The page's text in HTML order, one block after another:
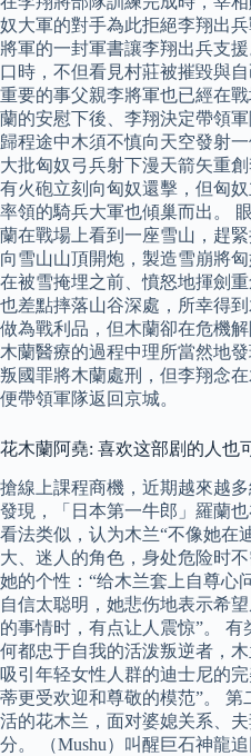
奴大軍的對手為此拒絕李翔出
將軍的一封軍書讓李翔出兵支
口時，不但看見村莊被摧毀與
重要的事父親李將軍也已經在
蘭的安慰下後、李翔決定帶領
歸程途中木須不慎向天空發射
大批匈奴弓兵射下漫天箭矢重
有火砲立刻向匈奴還擊，但匈
率領的騎兵大軍也傾巢而出。
蘭在戰場上看到一座雪山，趕
向雪山山頂開炮，製造雪崩將
在被雪掩埋之前、憤怒地揮劍
也差點摔落山谷深處，所幸得
做為戰利品，但木蘭卻在危機
木蘭醫療的過程中理所當然地
叛國罪將木蘭處刑，但李翔念
便帶領軍隊返回京城。
花木蘭阿堯: 喜欢这部剧的人也可
搶線上課程商機，近期越來越
發現，「日本第一牛郎」羅蘭
看法类似，认为木兰“不像她在
大、迷人的角色，身处危险时
她的个性：“给木兰套上自尊心
自信太聪明，她悲伤地表示希
的事情时，有点让人震惊”。
何都忠于自我的活泼叛逆者，
吸引年轻女性人群的迪士尼的
蒂更受欢迎和尊敬的模范”。
活的花木兰，面对婆媳关系、
分。 （Mushu）叫醒巨石神龍